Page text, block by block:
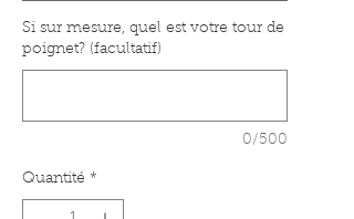
Si sur mesure, quel est votre tour de
poignet? (facultatif)
0/500
Quantité *